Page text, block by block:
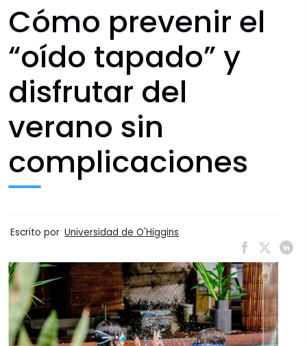
Cómo prevenir el
“oído tapado” y
disfrutar del
verano sin
complicaciones
Escrito por Universidad de O'Higgins